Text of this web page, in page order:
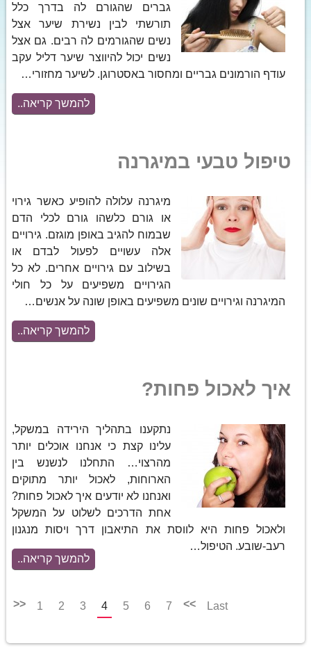
גברים שהגורם לה בדרך כלל
תורשתי לבין נשירת שיער אצל
נשים שהגורמים לה רבים. גם אצל
נשים יכול להיווצר שיער דליל עקב
עודף הורמונים גבריים ומחסור באסטרוגן. לשיער מחזורי…
להמשך קריאה..
טיפול טבעי במיגרנה
מיגרנה עלולה להופיע כאשר גירוי
או גורם כלשהו גורם לכלי הדם
שבמוח להגיב באופן מוגזם. גירויים
אלה עשויים לפעול לבדם או
בשילוב עם גירויים אחרים. לא כל
הגירויים משפיעים על כל חולי
המיגרנה וגירויים שונים משפיעים באופן שונה על אנשים…
להמשך קריאה..
איך לאכול פחות?
נתקענו בתהליך הירידה במשקל,
עלינו קצת כי אנחנו אוכלים יותר
מהרצוי… התחלנו לנשנש בין
הארוחות, לאכול יותר מתוקים
ואנחנו לא יודעים איך לאכול פחות?
אחת הדרכים לשלוט על המשקל
ולאכול פחות היא לווסת את התיאבון דרך ויסות מנגנון
רעב-שובע. הטיפול…
להמשך קריאה..
<< 1 2 3 4 5 6 7 >> Last